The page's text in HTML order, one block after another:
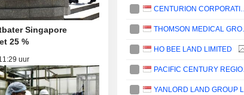
Singapore
25 %
uur
HO BEE LAND LIMITED